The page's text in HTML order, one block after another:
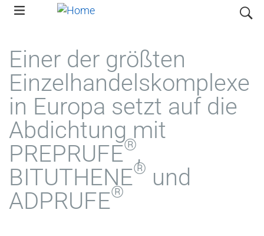
Skip
navigation
search
Einer der größten
Einzelhandelskomplexe
in Europa setzt auf die
Abdichtung mit
PREPRUFE®,
BITUTHENE® und
ADPRUFE®